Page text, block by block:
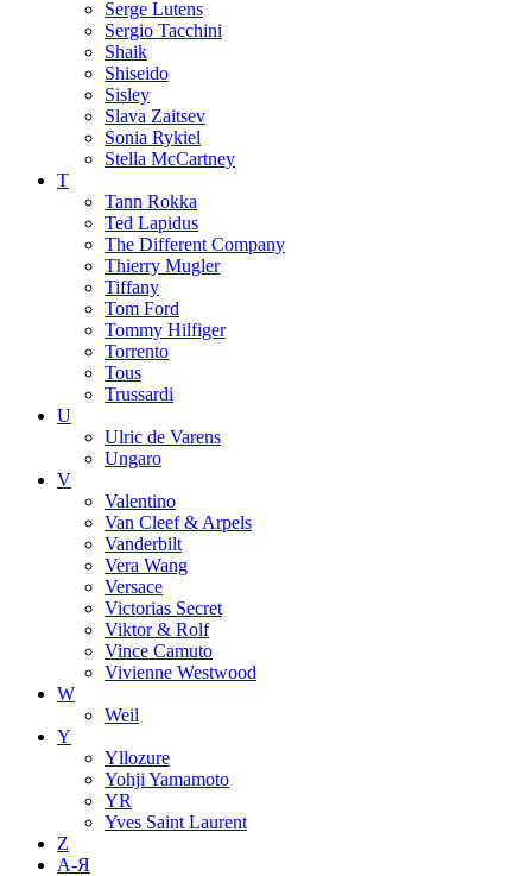
Serge Lutens
Sergio Tacchini
Shaik
Shiseido
Sisley
Slava Zaitsev
Sonia Rykiel
Stella McCartney
T
Tann Rokka
Ted Lapidus
The Different Company
Thierry Mugler
Tiffany
Tom Ford
Tommy Hilfiger
Torrento
Tous
Trussardi
U
Ulric de Varens
Ungaro
V
Valentino
Van Cleef & Arpels
Vanderbilt
Vera Wang
Versace
Victorias Secret
Viktor & Rolf
Vince Camuto
Vivienne Westwood
W
Weil
Y
Yllozure
Yohji Yamamoto
YR
Yves Saint Laurent
Z
А-Я